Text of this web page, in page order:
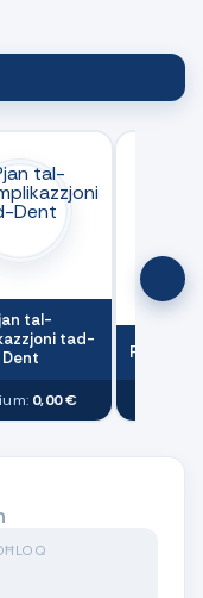
tal-
tad-
Dent
0,00 €
Pjan tal-